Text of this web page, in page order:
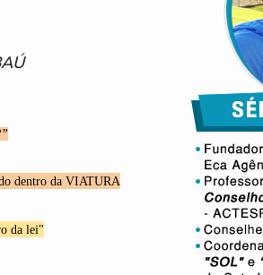
dentro da VIATURA
da lei"